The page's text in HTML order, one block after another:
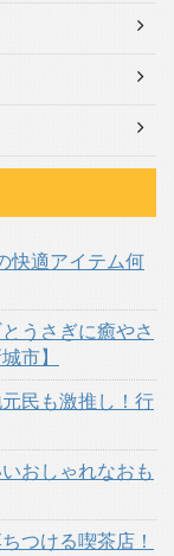
快適アイテム何
うさぎに癒やさ
市】
民も激推し！行
おしゃれなおも
つける喫茶店！